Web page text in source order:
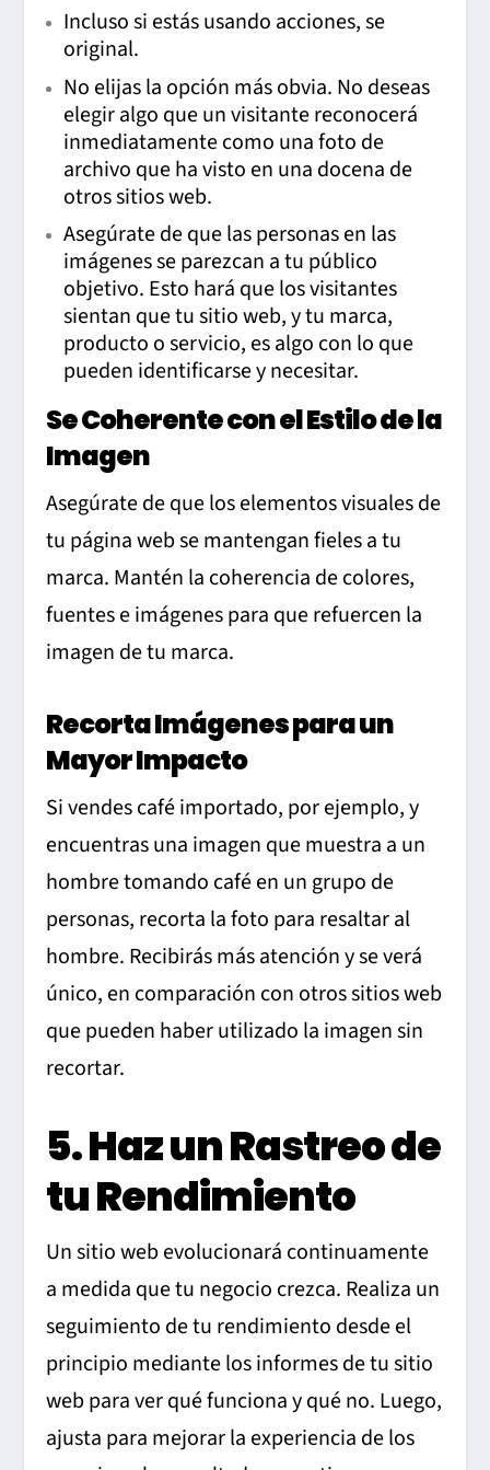
Incluso si estás usando acciones, se
original.
No elijas la opción más obvia. No deseas
elegir algo que un visitante reconocerá
inmediatamente como una foto de
archivo que ha visto en una docena de
otros sitios web.
Asegúrate de que las personas en las
imágenes se parezcan a tu público
objetivo. Esto hará que los visitantes
sientan que tu sitio web, y tu marca,
producto o servicio, es algo con lo que
pueden identificarse y necesitar.
Se Coherente con el Estilo de la
Imagen
Asegúrate de que los elementos visuales de
tu página web se mantengan fieles a tu
marca. Mantén la coherencia de colores,
fuentes e imágenes para que refuercen la
imagen de tu marca.
Recorta Imágenes para un
Mayor Impacto
Si vendes café importado, por ejemplo, y
encuentras una imagen que muestra a un
hombre tomando café en un grupo de
personas, recorta la foto para resaltar al
hombre. Recibirás más atención y se verá
único, en comparación con otros sitios web
que pueden haber utilizado la imagen sin
recortar.
5. Haz un Rastreo de
tu Rendimiento
Un sitio web evolucionará continuamente
a medida que tu negocio crezca. Realiza un
seguimiento de tu rendimiento desde el
principio mediante los informes de tu sitio
web para ver qué funciona y qué no. Luego,
ajusta para mejorar la experiencia de los